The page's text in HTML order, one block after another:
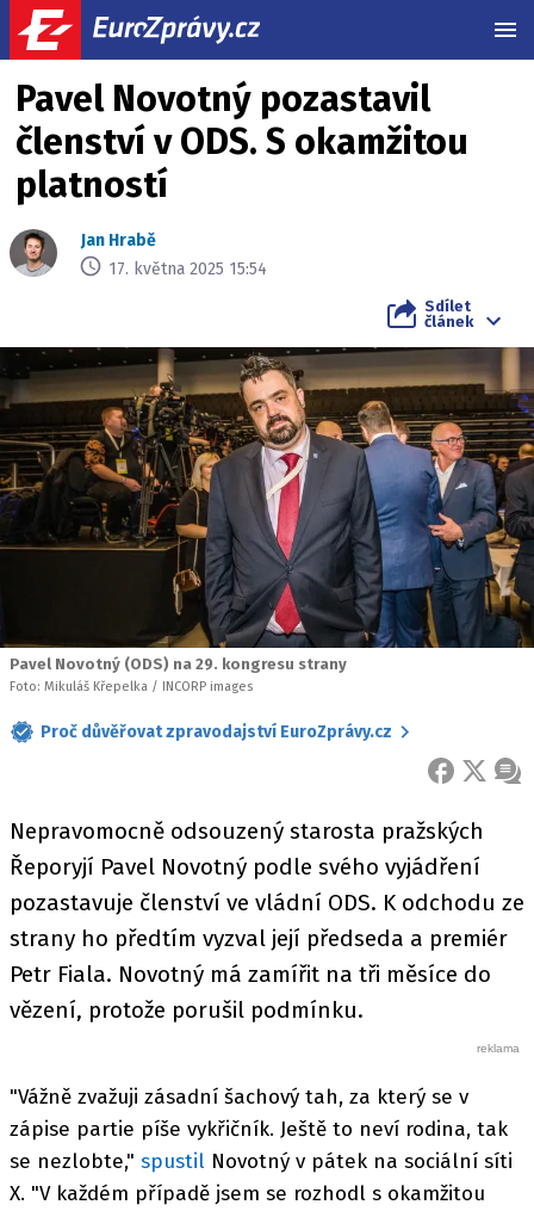
Pavel Novotný pozastavil
členství v ODS. S okamžitou
platností
Jan Hrabě
17. května 2025 15:54
Sdílet
článek
Pavel Novotný (ODS) na 29. kongresu strany
Foto: Mikuláš Křepelka / INCORP images
Proč důvěřovat zpravodajství EuroZprávy.cz
FACEBOOK
X
Nepravomocně odsouzený starosta pražských
Řeporyjí Pavel Novotný podle svého vyjádření
pozastavuje členství ve vládní ODS. K odchodu ze
strany ho předtím vyzval její předseda a premiér
Petr Fiala. Novotný má zamířit na tři měsíce do
vězení, protože porušil podmínku.
"Vážně zvažuji zásadní šachový tah, za který se v
zápise partie píše vykřičník. Ještě to neví rodina, tak
se nezlobte," spustil Novotný v pátek na sociální síti
X. "V každém případě jsem se rozhodl s okamžitou